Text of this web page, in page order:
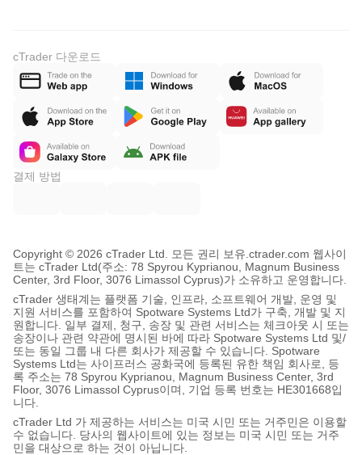
cTrader 다운로드
결제 방법
Copyright © 2026 cTrader Ltd. 모든 권리 보유. ctrader.com 웹사이
트는 cTrader Ltd(주소: 78 Spyrou Kyprianou, Magnum Business
Center, 3rd Floor, 3076 Limassol Cyprus)가 소유하고 운영합니다.
cTrader 생태계는 플랫폼 기술, 인프라, 소프트웨어 개발, 운영 및
지원 서비스를 포함하여 Spotware Systems Ltd가 구축, 개발 및 지
원합니다. 일부 결제, 청구, 송장 및 관련 서비스는 체크아웃 시 또는
송장이나 관련 약관에 명시된 바에 따라 Spotware Systems Ltd 및/
또는 동일 그룹 내 다른 회사가 제공할 수 있습니다. Spotware
Systems Ltd는 사이프러스 공화국에 등록된 유한 책임 회사로, 등
록 주소는 78 Spyrou Kyprianou, Magnum Business Center, 3rd
Floor, 3076 Limassol Cyprus이며, 기업 등록 번호는 HE301668입
니다.
cTrader Ltd 가 제공하는 서비스는 미국 시민 또는 거주민은 이용할
수 없습니다. 당사의 웹사이트에 있는 정보는 미국 시민 또는 거주
민을 대상으로 하는 것이 아닙니다.